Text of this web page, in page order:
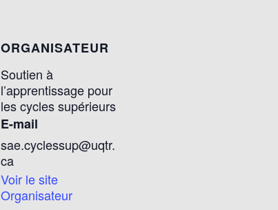
ORGANISATEUR
Soutien à
l’apprentissage pour
les cycles supérieurs
E-mail
sae.cyclessup@uqtr.
ca
Voir le site
Organisateur